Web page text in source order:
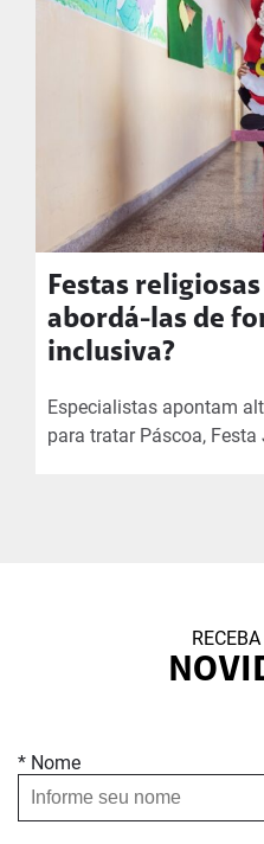
Festas
abordá-las de
inclusiva?
Especialistas apontam
para tratar Páscoa,
* Nome